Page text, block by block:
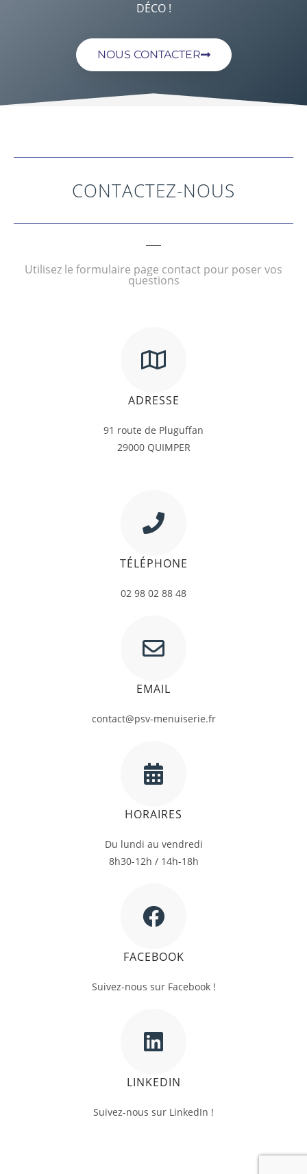
DÉCO !
NOUS CONTACTER
CONTACTEZ-NOUS
Utilisez le formulaire page contact pour poser vos
questions
ADRESSE
91 route de Pluguffan
29000 QUIMPER
TÉLÉPHONE
02 98 02 88 48
EMAIL
contact@psv-menuiserie.fr
HORAIRES
Du lundi au vendredi
8h30-12h / 14h-18h
FACEBOOK
Suivez-nous sur Facebook !
LINKEDIN
Suivez-nous sur LinkedIn !